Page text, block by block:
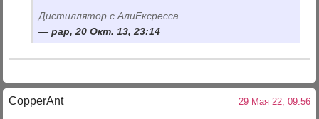
Дистиллятор с АлиЕксресса.
pap, 20 Окт. 13, 23:14
CopperAnt 29 Мая 22, 09:56